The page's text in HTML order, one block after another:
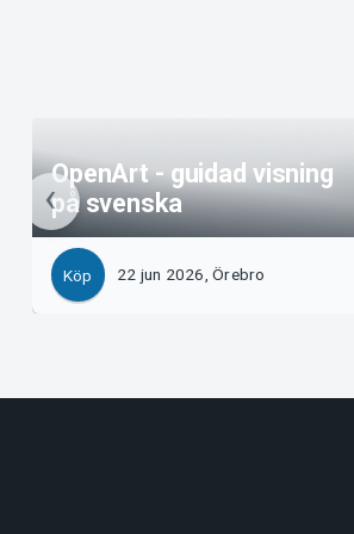
OpenArt - guidad visning
på svenska
Köp 22 jun 2026, Örebro